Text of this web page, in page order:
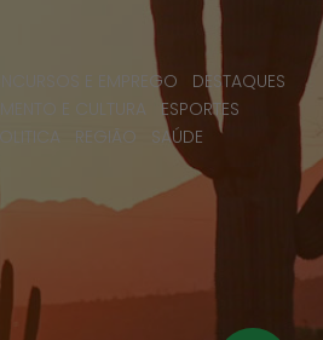
E EMPREGO
DESTAQUES
E CULTURA
ESPORTES
REGIÃO
SAÚDE